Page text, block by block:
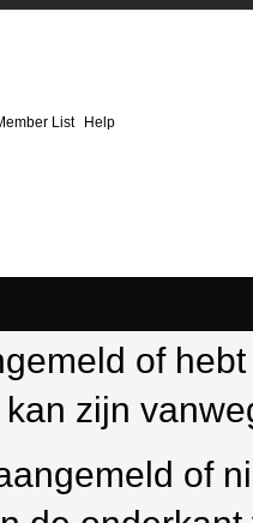
List Help
of
zijn
of